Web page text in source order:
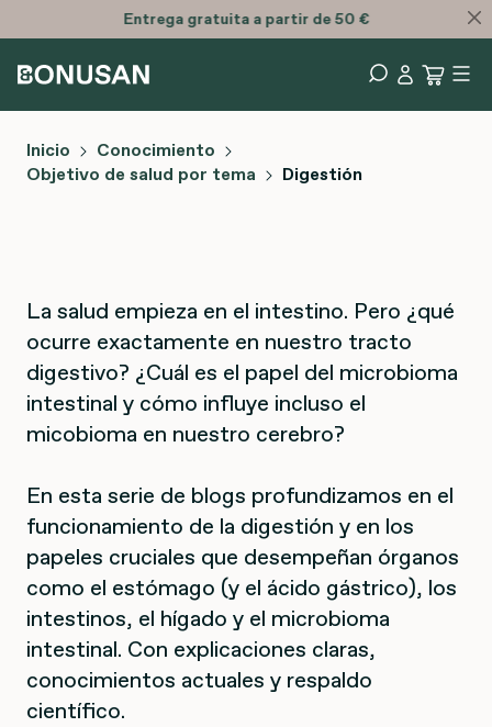
Entrega gratuita a partir de 50 €
Inicio
Conocimiento
Objetivo de salud por tema
Digestión
La salud empieza en el intestino. Pero ¿qué
ocurre exactamente en nuestro tracto
digestivo? ¿Cuál es el papel del microbioma
intestinal y cómo influye incluso el
micobioma en nuestro cerebro?
En esta serie de blogs profundizamos en el
funcionamiento de la digestión y en los
papeles cruciales que desempeñan órganos
como el estómago (y el ácido gástrico), los
intestinos, el hígado y el microbioma
intestinal. Con explicaciones claras,
conocimientos actuales y respaldo
científico.